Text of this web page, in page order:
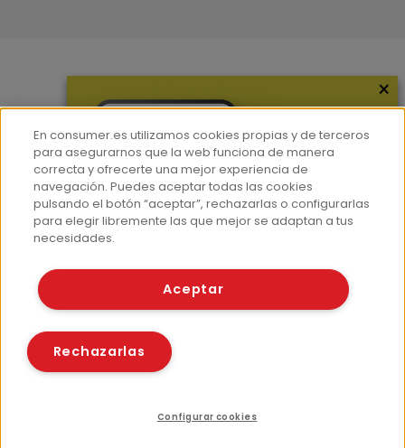
Hemeroteca
Contacto
Prensa
Corpus Lingüístico Consumer
© Fundación EROSKI
Políticas de cookies
×
En consumer.es utilizamos cookies propias y de terceros
para asegurarnos que la web funciona de manera
correcta y ofrecerte una mejor experiencia de
navegación. Puedes aceptar todas las cookies
pulsando el botón “aceptar”, rechazarlas o configurarlas
para elegir libremente las que mejor se adaptan a tus
necesidades.
Aceptar
Rechazarlas
Configurar cookies